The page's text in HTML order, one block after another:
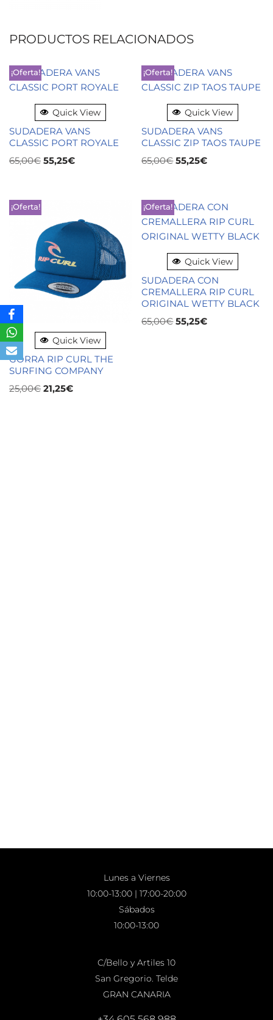
PRODUCTOS RELACIONADOS
¡Oferta!
Quick View
SUDADERA VANS
CLASSIC PORT ROYALE
65,00€ 55,25€
¡Oferta!
Quick View
SUDADERA VANS
CLASSIC ZIP TAOS TAUPE
65,00€ 55,25€
¡Oferta!
Quick View
GORRA RIP CURL THE
SURFING COMPANY
25,00€ 21,25€
¡Oferta!
Quick View
SUDADERA CON
CREMALLERA RIP CURL
ORIGINAL WETTY BLACK
65,00€ 55,25€
Lunes a Viernes
10:00-13:00 | 17:00-20:00
Sábados
10:00-13:00
C/Bello y Artiles 10
San Gregorio. Telde
GRAN CANARIA